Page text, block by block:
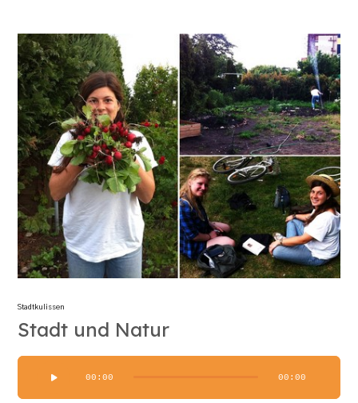
Stadtkulissen
Stadt und Natur
00:00 00:00